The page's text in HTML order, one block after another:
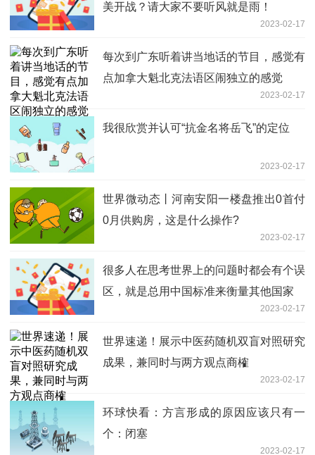
美开战？请大家不要听风就是雨！
2023-02-17
每次到广东听着讲当地话的节目，感觉有
点加拿大魁北克法语区闹独立的感觉
2023-02-17
我很欣赏并认可“抗金名将岳飞”的定位
2023-02-17
世界微动态丨河南安阳一楼盘推出0首付
0月供购房，这是什么操作?
2023-02-17
很多人在思考世界上的问题时都会有个误
区，就是总用中国标准来衡量其他国家
2023-02-17
世界速递！展示中医药随机双盲对照研究
成果，兼同时与两方观点商榷
2023-02-17
环球快看：方言形成的原因应该只有一
个：闭塞
2023-02-17